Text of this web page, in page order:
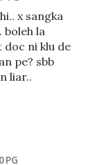
x sangka
boleh la
doc ni klu de
pe? sbb
liar..
PG